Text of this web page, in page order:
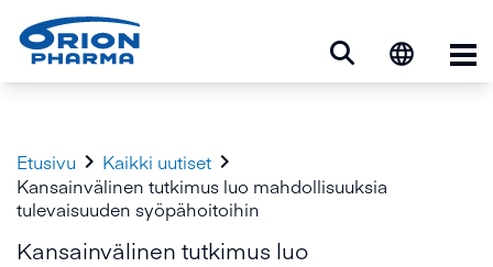
Etusivu  Kaikki uutiset 
Kansainvälinen tutkimus luo mahdollisuuksia
tulevaisuuden syöpähoitoihin
Kansainvälinen tutkimus luo